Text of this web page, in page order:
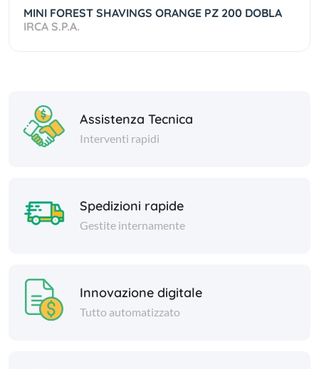
MINI FOREST SHAVINGS ORANGE PZ 200 DOBLA
IRCA S.P.A.
Assistenza Tecnica
Interventi rapidi
Spedizioni rapide
Gestite internamente
Innovazione digitale
Tutto automatizzato